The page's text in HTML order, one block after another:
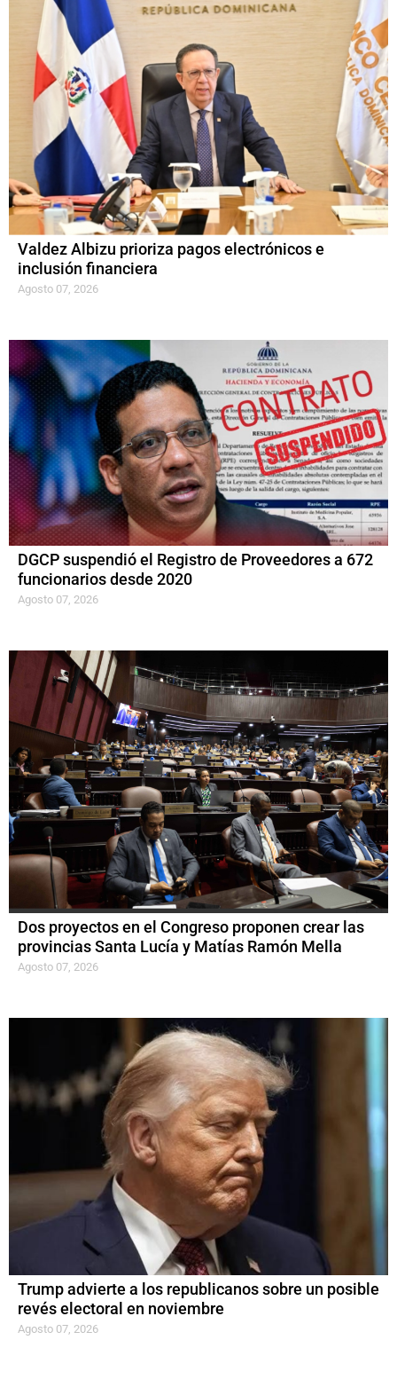
Valdez Albizu prioriza pagos electrónicos e
inclusión financiera
Agosto 07, 2026
DGCP suspendió el Registro de Proveedores a 672
funcionarios desde 2020
Agosto 07, 2026
Dos proyectos en el Congreso proponen crear las
provincias Santa Lucía y Matías Ramón Mella
Agosto 07, 2026
Trump advierte a los republicanos sobre un posible
revés electoral en noviembre
Agosto 07, 2026